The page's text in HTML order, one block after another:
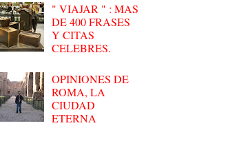
" VIAJAR " : MAS
DE 400 FRASES
Y CITAS
CELEBRES.
OPINIONES DE
ROMA, LA
CIUDAD
ETERNA